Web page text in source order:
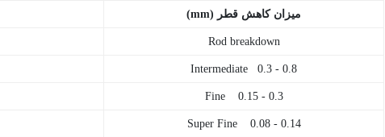
نمایندگان
تبلیغات
میزان کاهش قطر (mm)
Rod breakdown
Intermediate 0.3 - 0.8
Fine 0.15 - 0.3
Super Fine 0.08 - 0.14